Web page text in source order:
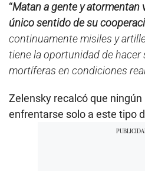
e
c
o
n
d
s
f
i
n
u
“Matan a gente y atormentan
único sentido de su
continuamente misiles y
tiene la oportunidad de hacer
mortíferas en condiciones
Zelensky recalcó que
enfrentarse solo a este tipo